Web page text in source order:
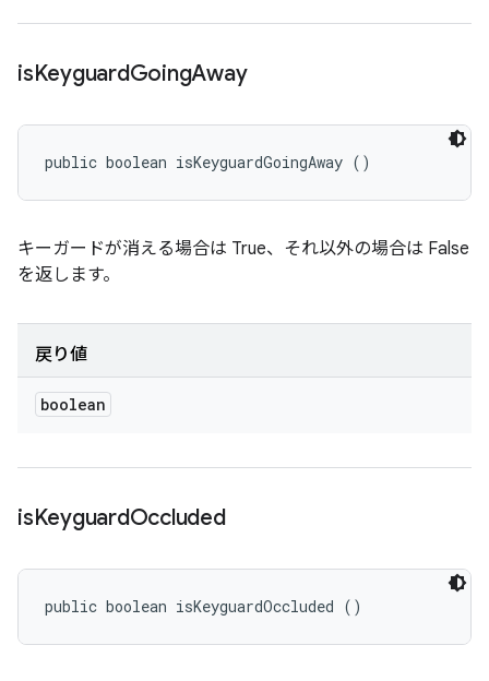
isKeyguardGoingAway
public boolean isKeyguardGoingAway ()
キーガードが消える場合は True、それ以外の場合は False
を返します。
戻り値
boolean
isKeyguardOccluded
public boolean isKeyguardOccluded ()